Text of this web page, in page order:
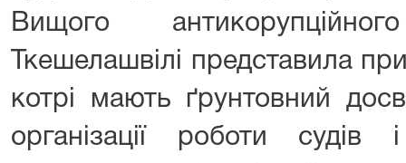
Вищого
Ткешелашвілі представила
котрі мають ґрунтовний
організації роботи